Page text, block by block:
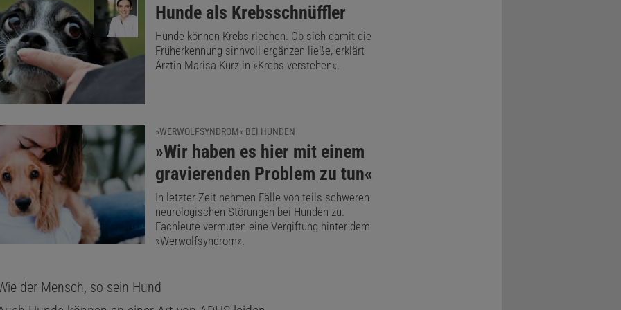
ein weiteres Signal. Dies allein war also nicht eindeutig genug.
Dieser Artikel ist enthalten inSpektrum – Die Woche,
Wege aus der Einsamkeit
Jetzt informieren!
Die Woche-Archiv
ließen sich die meisten Hunde durch das angedeutete Werfen
Einige reagierten zwar kurz darauf, erkannten aber schnell, dass
blickten, jedoch nicht zuverlässig auf die genaue Stelle des
Ihre Wahl war nicht besser als zufällig. Dies deutet darauf
:
Hunde als Krebsschnüffler
Hunde können Krebs riechen. Ob sich damit die
Früherkennung sinnvoll ergänzen ließe, erklärt
Ärztin Marisa Kurz in »Krebs verstehen«.
»WERWOLFSYNDROM« BEI HUNDEN
:
»Wir haben es hier mit einem
gravierenden Problem zu tun«
In letzter Zeit nehmen Fälle von teils schweren
neurologischen Störungen bei Hunden zu.
Fachleute vermuten eine Vergiftung hinter dem
»Werwolfsyndrom«.
der Mensch, so sein Hund